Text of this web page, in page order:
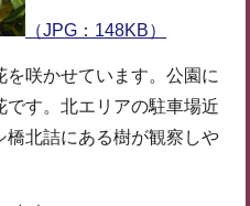
（JPG：148KB）
咲かせています。公園に
す。北エリアの駐車場近
橋北詰にある樹が観察しや